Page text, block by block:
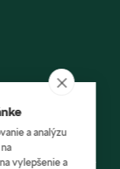
a analýzu
vylepšenie a